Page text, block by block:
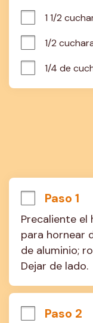
1 1/2
1/2
1/4 de
Paso 1
Precaliente el
para hornear
de aluminio;
Dejar de lado.
Paso 2